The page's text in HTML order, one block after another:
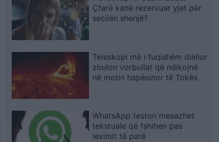
Çfarë kanë rezervuar yjet për
secilën shenjë?
Teleskopi më i fuqishëm diellor
zbulon vorbullat që ndikojnë
në motin hapësinor të Tokës
WhatsApp teston mesazhet
tekstuale që fshihen pas
leximit të parë